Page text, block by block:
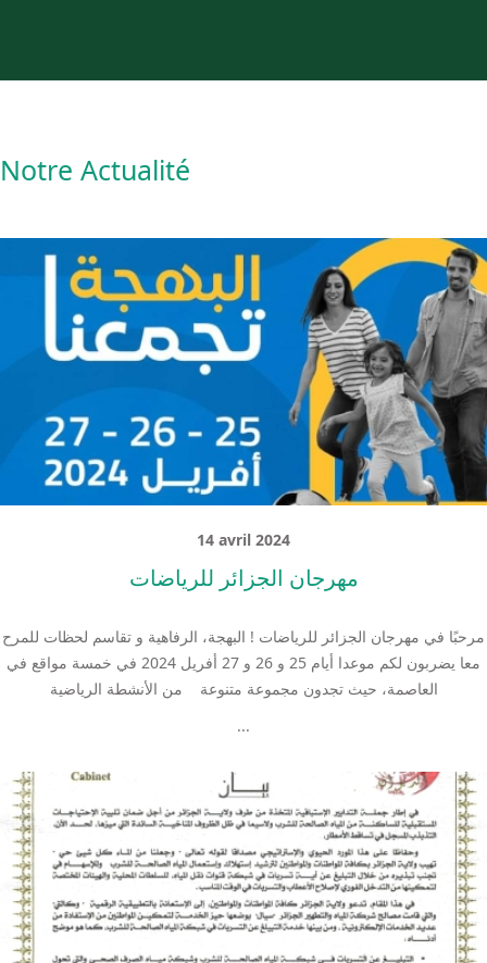
Notre Actualité
14 avril 2024
مهرجان الجزائر للرياضات
مرحبًا في مهرجان الجزائر للرياضات ! البهجة، الرفاهية و تقاسم لحظات للمرح
معا يضربون لكم موعدا أيام 25 و 26 و 27 أفريل 2024 في خمسة مواقع في
العاصمة، حيث تجدون مجموعة متنوعة من الأنشطة الرياضية
...